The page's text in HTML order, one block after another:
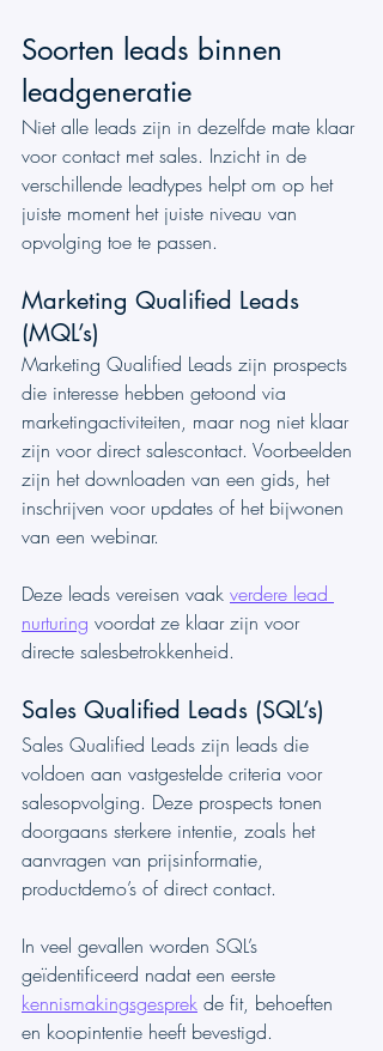
Soorten leads binnen
leadgeneratie
Niet alle leads zijn in dezelfde mate klaar
voor contact met sales. Inzicht in de
verschillende leadtypes helpt om op het
juiste moment het juiste niveau van
opvolging toe te passen.
Marketing Qualified Leads
(MQL’s)
Marketing Qualified Leads zijn prospects
die interesse hebben getoond via
marketingactiviteiten, maar nog niet klaar
zijn voor direct salescontact. Voorbeelden
zijn het downloaden van een gids, het
inschrijven voor updates of het bijwonen
van een webinar.
Deze leads vereisen vaak verdere lead
nurturing voordat ze klaar zijn voor
directe salesbetrokkenheid.
Sales Qualified Leads (SQL’s)
Sales Qualified Leads zijn leads die
voldoen aan vastgestelde criteria voor
salesopvolging. Deze prospects tonen
doorgaans sterkere intentie, zoals het
aanvragen van prijsinformatie,
productdemo’s of direct contact.
In veel gevallen worden SQL’s
geïdentificeerd nadat een eerste
kennismakingsgesprek de fit, behoeften
en koopintentie heeft bevestigd.